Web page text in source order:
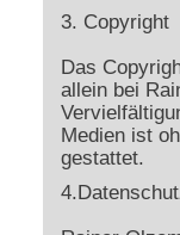
3. Copyright
Das
allein bei
Medien ist
gestattet.